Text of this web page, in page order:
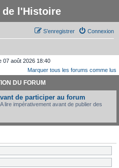
de l'Histoire
Connexion
S’enregistrer
07 août 2026 18:40
Marquer tous les forums comme lus
DU FORUM
de participer au forum
lire impérativement avant de publier des